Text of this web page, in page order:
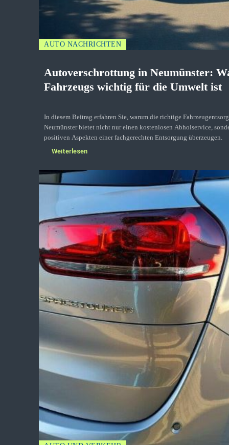
AUTO NACHRICHTEN
Autoverschrottung in Neumünster:
Fahrzeugs wichtig für die Umwelt ist
In diesem Beitrag erfahren Sie, warum die richtige
Neumünster bietet nicht nur einen kostenlosen Abholservice,
positiven Aspekten einer fachgerechten Entsorgung überzeugen.
Weiterlesen